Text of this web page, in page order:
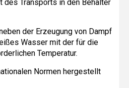
des Transports in den Behälter
der Erzeugung von Dampf
Wasser mit der für die
Temperatur.
Normen hergestellt